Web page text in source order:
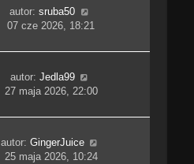
autor:sruba50
07 cze 2026, 18:21
autor: Jedla99
27 maja 2026, 22:00
autor: GingerJuice
25 maja 2026, 10:24